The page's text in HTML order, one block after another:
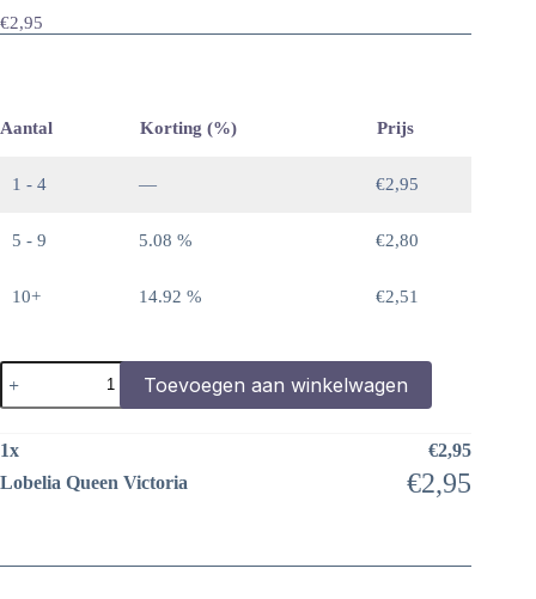
€2,95
Aantal Korting (%) Prijs
1 - 4 — €2,95
5 - 9 5.08 % €2,80
10+ 14.92 % €2,51
Lobelia
Queen
Victoria
Toevoegen aan winkelwagen
1x €2,95
Lobelia Queen Victoria
€2,95